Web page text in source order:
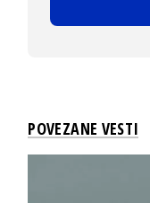
POVEZANE VESTI